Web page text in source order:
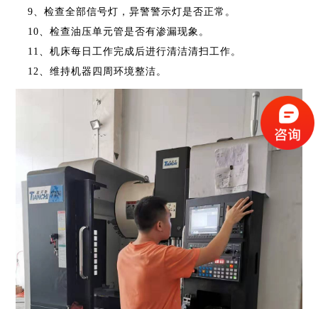
9、检查全部信号灯，异警警示灯是否正常。
10、检查油压单元管是否有渗漏现象。
11 、机床每日工作完成后进行清洁清扫工作。
12、维持机器四周环境整洁。